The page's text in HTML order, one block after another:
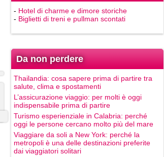
- Hotel di charme e dimore storiche
- Biglietti di treni e pullman scontati
Da non perdere
Thailandia: cosa sapere prima di partire tra
salute, clima e spostamenti
L’assicurazione viaggio: per molti è oggi
indispensabile prima di partire
Turismo esperienziale in Calabria: perché
oggi le persone cercano molto più del mare
Viaggiare da soli a New York: perché la
metropoli è una delle destinazioni preferite
dai viaggiatori solitari